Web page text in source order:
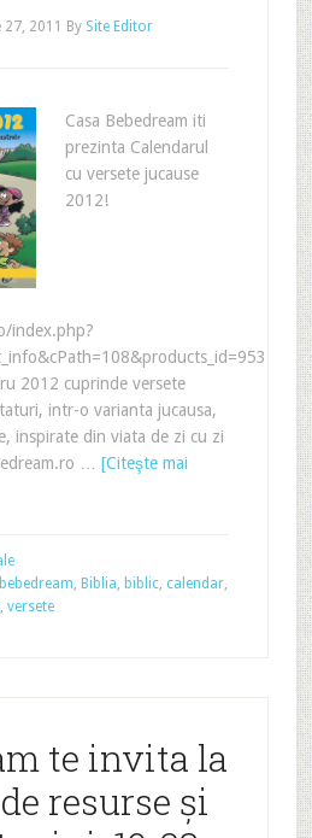
2011 By Site Editor
Casa Bebedream iti
prezinta Calendarul
cu versete jucause
2012!
index.php?
2012 cuprinde versete
intr-o varianta jucausa,
inspirate din viata de zi cu zi
… [Citeşte mai
bebedream, Biblia, biblic, calendar,
, versete
te invita la
resurse și